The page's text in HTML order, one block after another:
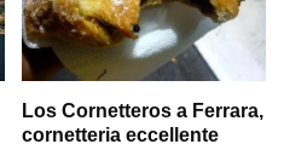
Los Cornetteros a Ferrara,
cornetteria eccellente